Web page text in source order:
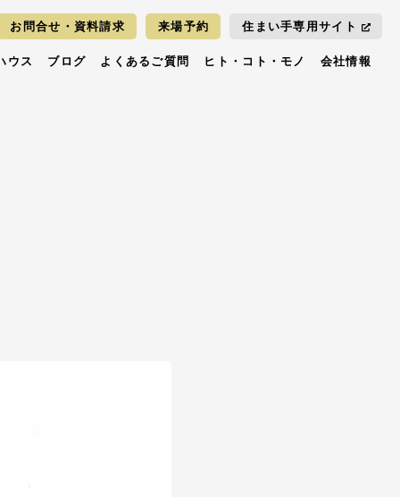
お問合せ・資料請求 来場予約 住まい手専用サイト
ウス ブログ よくあるご質問 ヒト・コト・モノ 会社情報